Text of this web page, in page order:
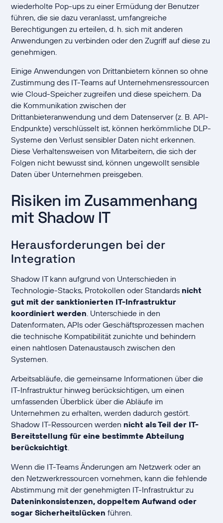
wiederholte Pop-ups zu einer Ermüdung der Benutzer
führen, die sie dazu veranlasst, umfangreiche
Berechtigungen zu erteilen, d. h. sich mit anderen
Anwendungen zu verbinden oder den Zugriff auf diese zu
genehmigen.
Einige Anwendungen von Drittanbietern können so ohne
Zustimmung des IT-Teams auf Unternehmensressourcen
wie Cloud-Speicher zugreifen und diese speichern. Da
die Kommunikation zwischen der
Drittanbieteranwendung und dem Datenserver (z. B. API-
Endpunkte) verschlüsselt ist, können herkömmliche DLP-
Systeme den Verlust sensibler Daten nicht erkennen.
Diese Verhaltensweisen von Mitarbeitern, die sich der
Folgen nicht bewusst sind, können ungewollt sensible
Daten über Unternehmen preisgeben.
Risiken im Zusammenhang
mit Shadow IT
Herausforderungen bei der
Integration
Shadow IT kann aufgrund von Unterschieden in
Technologie-Stacks, Protokollen oder Standards nicht
gut mit der sanktionierten IT-Infrastruktur
koordiniert werden. Unterschiede in den
Datenformaten, APIs oder Geschäftsprozessen machen
die technische Kompatibilität zunichte und behindern
einen nahtlosen Datenaustausch zwischen den
Systemen.
Arbeitsabläufe, die gemeinsame Informationen über die
IT-Infrastruktur hinweg berücksichtigen, um einen
umfassenden Überblick über die Abläufe im
Unternehmen zu erhalten, werden dadurch gestört.
Shadow IT-Ressourcen werden nicht als Teil der IT-
Bereitstellung für eine bestimmte Abteilung
berücksichtigt
Wenn die IT-Teams Änderungen am Netzwerk oder an
den Netzwerkressourcen vornehmen, kann die fehlende
Abstimmung mit der genehmigten IT-Infrastruktur zu
Dateninkonsistenzen, doppeltem Aufwand oder
sogar Sicherheitslücken führen.